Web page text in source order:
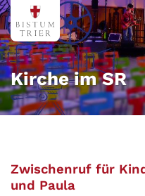
Zum Inhalt springen
Kirche im SR
Zwischenruf für
und Paula: